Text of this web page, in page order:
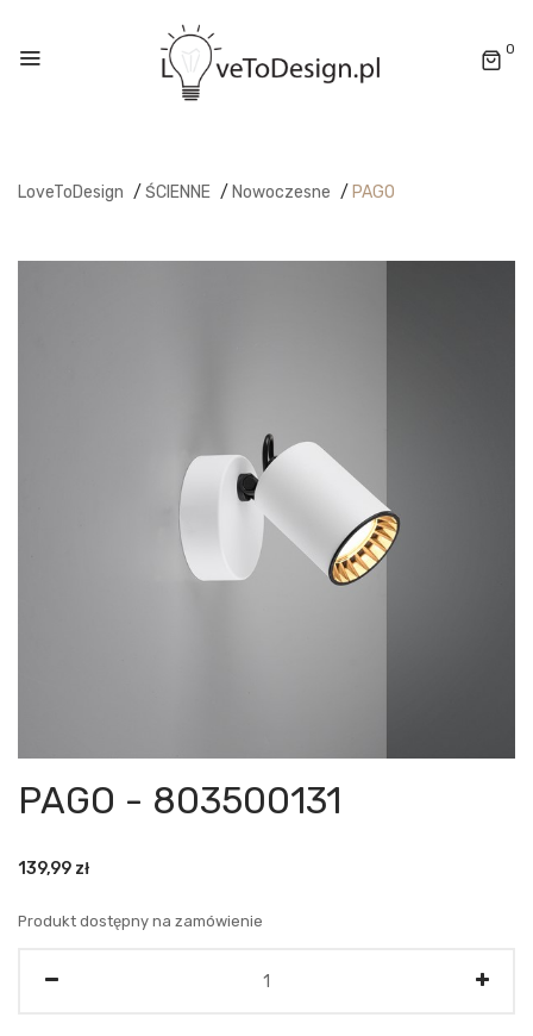
0
LoveToDesign / ŚCIENNE / Nowoczesne / PAGO
PAGO - 803500131
139,99 zł
Produkt dostępny na zamówienie